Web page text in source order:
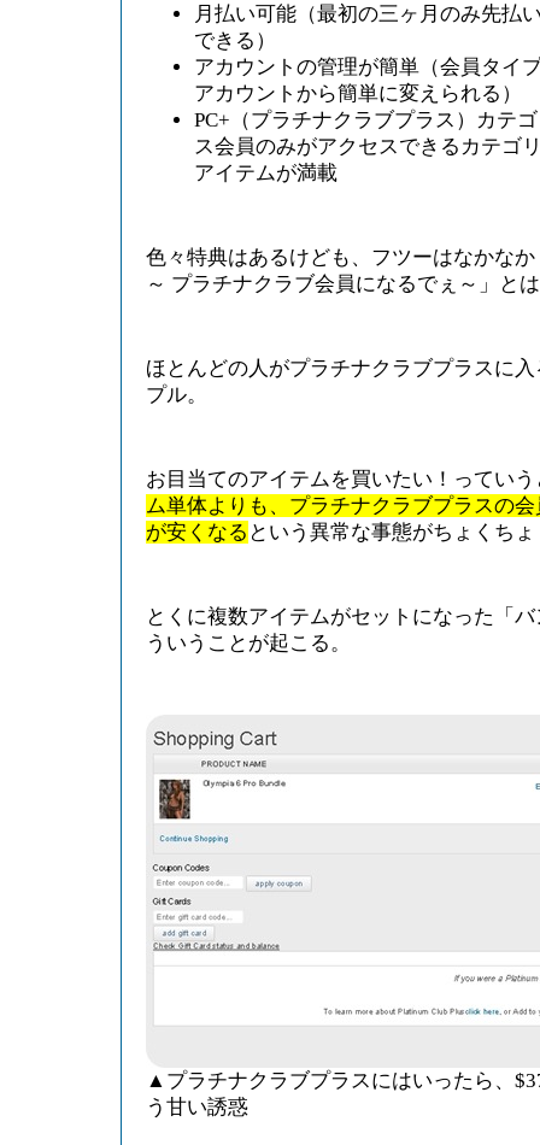
月払い可能（最初の三ヶ月のみ先払
できる）
アカウントの管理が簡単（会員タイ
アカウントから簡単に変えられる）
PC+（プラチナクラブプラス）カテ
ス会員のみがアクセスできるカテゴ
アイテムが満載
色々特典はあるけども、フツーはなかな
～ プラチナクラブ会員になるでぇ～」と
ほとんどの人がプラチナクラブプラスに
プル。
お目当てのアイテムを買いたい！ってい
ム単体よりも、プラチナクラブプラスの
が安くなる という異常な事態がちょくち
とくに複数アイテムがセットになった「
ういうことが起こる。
▲プラチナクラブプラスにはいったら、
う甘い誘惑